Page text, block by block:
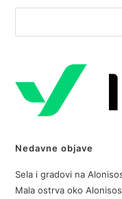
Nedavne objave
Sela i gradovi na
Mala ostrva oko